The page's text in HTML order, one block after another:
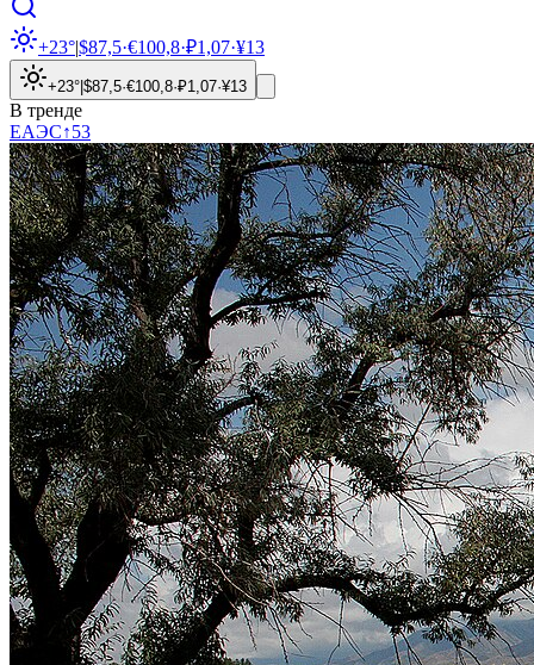
+23°|$87,5·€100,8·₽1,07·¥13
+23° $87,5·€100,8·₽1,07·¥13
В тренде
ЕАЭС↑53